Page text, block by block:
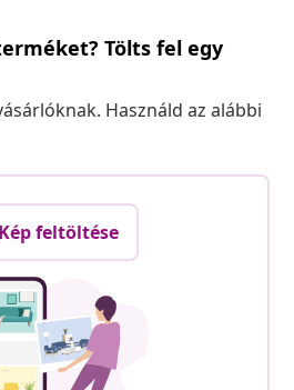
Tölts fel egy
Használd az alábbi
feltöltése